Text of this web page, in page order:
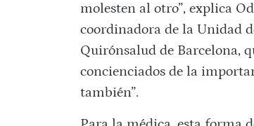
molesten al otro”, explica
coordinadora de la Unidad
Quirónsalud de Barcelona,
concienciados de la
también”.